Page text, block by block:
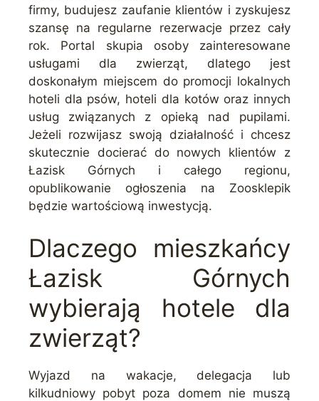
firmy, budujesz zaufanie klientów i zyskujesz
szansę na regularne rezerwacje przez cały
rok. Portal skupia osoby zainteresowane
usługami dla zwierząt, dlatego jest
doskonałym miejscem do promocji lokalnych
hoteli dla psów, hoteli dla kotów oraz innych
usług związanych z opieką nad pupilami.
Jeżeli rozwijasz swoją działalność i chcesz
skutecznie docierać do nowych klientów z
Łazisk Górnych i całego regionu,
opublikowanie ogłoszenia na Zoosklepik
będzie wartościową inwestycją.
Dlaczego mieszkańcy
Łazisk Górnych
wybierają hotele dla
zwierząt?
Wyjazd na wakacje, delegacja lub
kilkudniowy pobyt poza domem nie muszą